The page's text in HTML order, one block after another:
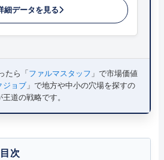
細データを見る
たら「 ファルマスタッフ 」で市場価値
ジョブ」で地方や中小の穴場を探すの
王道の戦略です。
次